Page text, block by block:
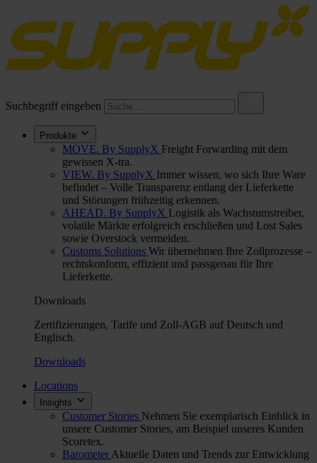
Suchbegriff eingeben
Produkte
MOVE. By SupplyX Freight Forwarding mit dem
gewissen X-tra.
VIEW. By SupplyX Immer wissen, wo sich Ihre Ware
befindet – Volle Transparenz entlang der Lieferkette
und Störungen frühzeitig erkennen.
AHEAD. By SupplyX Logistik als Wachstumstreiber,
volatile Märkte erfolgreich erschließen und Lost Sales
sowie Overstock vermeiden.
Customs Solutions Wir übernehmen Ihre Zollprozesse –
rechtskonform, effizient und passgenau für Ihre
Lieferkette.
Downloads
Zertifizierungen, Tarife und Zoll-AGB auf Deutsch und
Englisch.
Downloads
Locations
Insights
Customer Stories Nehmen Sie exemplarisch Einblick in
unsere Customer Stories, am Beispiel unseres Kunden
Scoretex.
Barometer Aktuelle Daten und Trends zur Entwicklung